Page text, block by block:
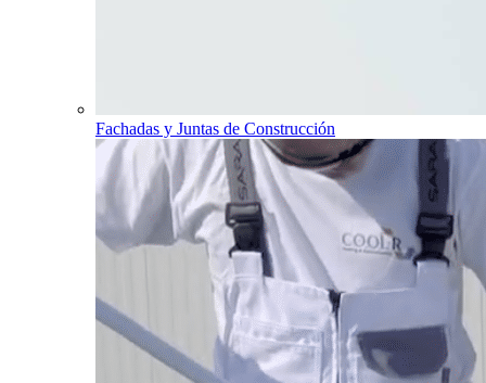
Fachadas y Juntas de Construcción